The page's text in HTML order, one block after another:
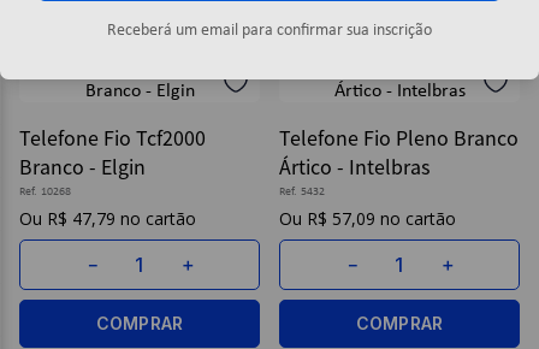
3produtos
Telefone Fio Tcf2000
Branco - Elgin
Ref. 10268
R$ 47,79
＋
－
COMPRAR
Telefone Fio Pleno Branco
Ártico - Intelbras
Ref. 5432
R$ 57,09
＋
－
COMPRAR
Receberá um email para confirmar sua inscrição
º
papel higienico
9º
post it
10º caderno